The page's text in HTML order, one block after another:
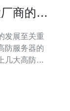
商的优
发展至关重
防服务器的
几大高防服